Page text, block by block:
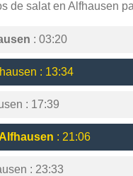
de salat en Alfhausen
: 03:20
: 13:34
: 17:39
: 21:06
: 23:33